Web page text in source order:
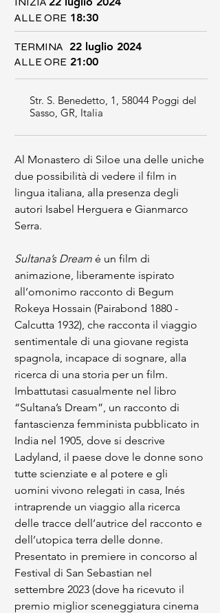
18:30
ALLE ORE
22 luglio 2024
TERMINA
21:00
ALLE ORE
Str. S. Benedetto, 1, 58044 Poggi del
Sasso, GR, Italia
Al Monastero di Siloe una delle uniche
due possibilità di vedere il film in
lingua italiana, alla presenza degli
autori Isabel Herguera e Gianmarco
Serra.
Sultana’s Dream é un film di
animazione, liberamente ispirato
all’omonimo racconto di Begum
Rokeya Hossain (Pairabond 1880 -
Calcutta 1932), che racconta il viaggio
sentimentale di una giovane regista
spagnola, incapace di sognare, alla
ricerca di una storia per un film.
Imbattutasi casualmente nel libro
“Sultana’s Dream”, un racconto di
fantascienza femminista pubblicato in
India nel 1905, dove si descrive
Ladyland, il paese dove le donne sono
tutte scienziate e al potere e gli
uomini vivono relegati in casa, Inés
intraprende un viaggio alla ricerca
delle tracce dell’autrice del racconto e
dell’utopica terra delle donne.
Presentato in premiere in concorso al
Festival di San Sebastian nel
settembre 2023 (dove ha ricevuto il
premio miglior sceneggiatura cinema